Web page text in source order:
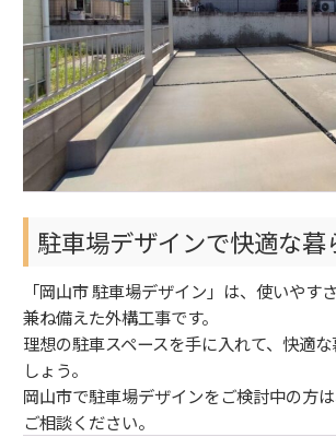
駐車場デザインで快適な暮
「岡山市 駐車場デザイン」は、使いやす
兼ね備えた外構工事です。
理想の駐車スペースを手に入れて、快適
しょう。
岡山市で駐車場デザインをご検討中の方
ご相談ください。